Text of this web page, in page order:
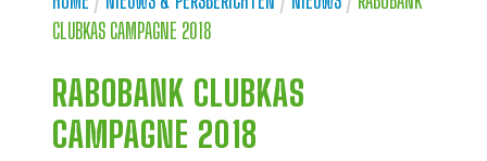
CLUBKAS CAMPAGNE 2018
RABOBANK CLUBKAS
CAMPAGNE 2018